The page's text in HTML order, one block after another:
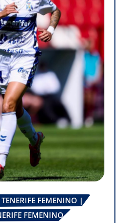
FEMENINO |
FEMENINO